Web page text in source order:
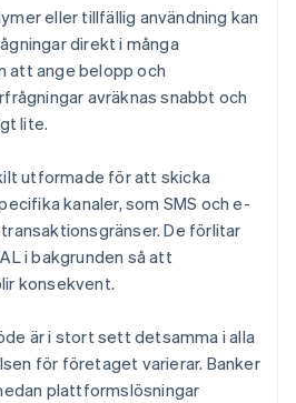
eller tillfällig användning kan
direkt i många
att ange belopp och
avräknas snabbt och
lite.
utformade för att skicka
kanaler, som SMS och e-
De förlitar
i bakgrunden så att
konsekvent.
är i stort sett detsamma i alla
för företaget varierar. Banker
plattformslösningar